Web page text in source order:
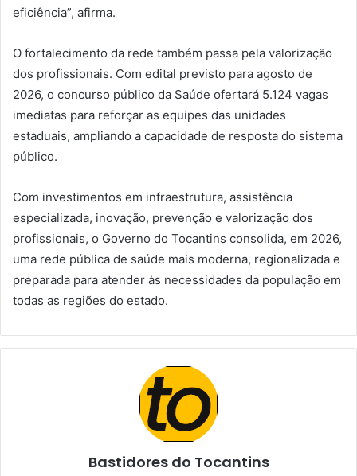
eficiência”, afirma.
O fortalecimento da rede também passa pela valorização
dos profissionais. Com edital previsto para agosto de
2026, o concurso público da Saúde ofertará 5.124 vagas
imediatas para reforçar as equipes das unidades
estaduais, ampliando a capacidade de resposta do sistema
público.
Com investimentos em infraestrutura, assistência
especializada, inovação, prevenção e valorização dos
profissionais, o Governo do Tocantins consolida, em 2026,
uma rede pública de saúde mais moderna, regionalizada e
preparada para atender às necessidades da população em
todas as regiões do estado.
Bastidores do Tocantins